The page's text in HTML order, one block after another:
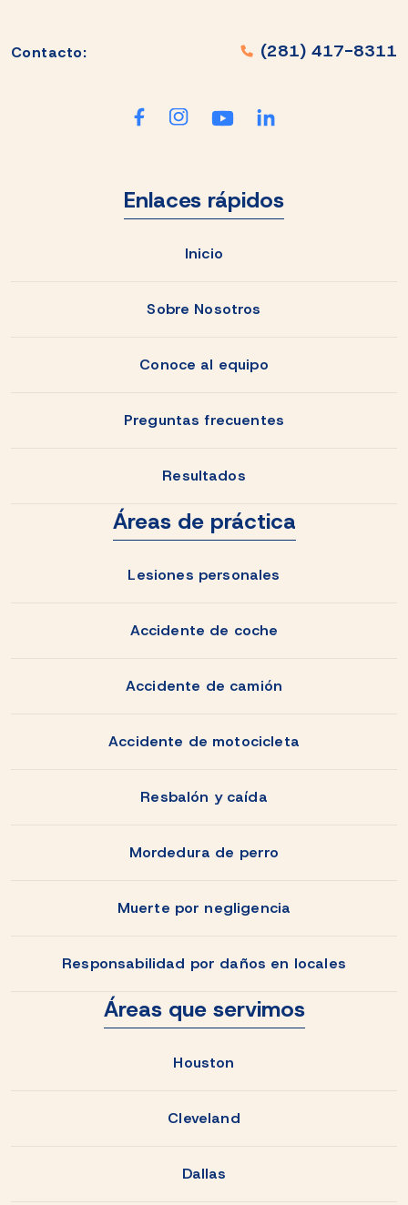
Contacto: (281) 417-8311
Enlaces rápidos
Inicio
Sobre Nosotros
Conoce al equipo
Preguntas frecuentes
Resultados
Áreas de práctica
Lesiones personales
Accidente de coche
Accidente de camión
Accidente de motocicleta
Resbalón y caída
Mordedura de perro
Muerte por negligencia
Responsabilidad por daños en locales
Áreas que servimos
Houston
Cleveland
Dallas